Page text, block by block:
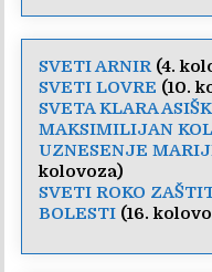
SVETI ARNIR(4.
SVETI LOVRE (10.
SVETA KLARA
MAKSIMILIJAN
UZNESENJE
kolovoza)
SVETI ROKO
BOLESTI (16.